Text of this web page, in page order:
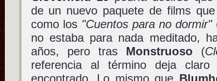
de un nuevo paquete de films
como los "Cuentos para no dormir"
no estaba para nada meditado,
años, pero tras Monstruoso (
referencia al término deja
encontrado. Lo mismo que